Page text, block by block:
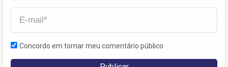
Concordo em tornar meu comentário público